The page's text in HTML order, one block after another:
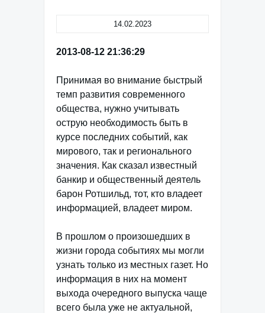
14.02.2023
2013-08-12 21:36:29
Принимая во внимание быстрый
темп развития современного
общества, нужно учитывать
острую необходимость быть в
курсе последних событий, как
мирового, так и регионального
значения. Как сказал известный
банкир и общественный деятель
барон Ротшильд, тот, кто владеет
информацией, владеет миром.
В прошлом о произошедших в
жизни города событиях мы могли
узнать только из местных газет. Но
информация в них на момент
выхода очередного выпуска чаще
всего была уже не актуальной,